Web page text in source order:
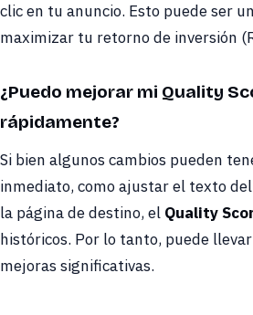
clic en tu anuncio. Esto puede ser
maximizar tu retorno de inversión
¿Puedo mejorar mi Quality
rápidamente?
Si bien algunos cambios pueden
inmediato, como ajustar el texto
la página de destino, el Quality
históricos. Por lo tanto, puede
mejoras significativas.